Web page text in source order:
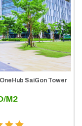
SaiGon Tower
M2